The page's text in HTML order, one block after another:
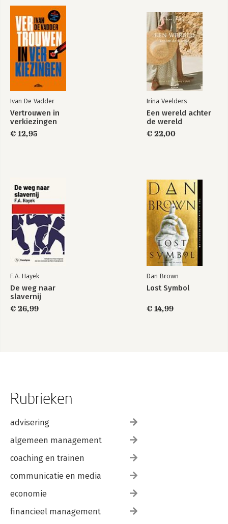
Ivan De Vadder
Vertrouwen in
verkiezingen
€ 12,95
Irina Veelders
Een wereld achter
de wereld
€ 22,00
F.A. Hayek
De weg naar
slavernij
€ 26,99
Dan Brown
Lost Symbol
€ 14,99
Rubrieken
advisering
algemeen management
coaching en trainen
communicatie en media
economie
financieel management